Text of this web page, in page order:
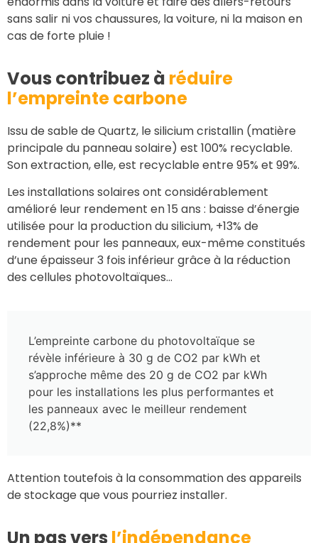
sans salir ni vos chaussures, la voiture, ni la maison en
cas de forte pluie !
Vous contribuez à réduire
l’empreinte carbone
Issu de sable de Quartz, le silicium cristallin (matière
principale du panneau solaire) est 100% recyclable.
Son extraction, elle, est recyclable entre 95% et 99%.
Les installations solaires ont considérablement
amélioré leur rendement en 15 ans : baisse d’énergie
utilisée pour la production du silicium, +13% de
rendement pour les panneaux, eux-même constitués
d’une épaisseur 3 fois inférieur grâce à la réduction
des cellules photovoltaïques…
L’empreinte carbone du photovoltaïque se
révèle inférieure à 30 g de CO2 par kWh et
s’approche même des 20 g de CO2 par kWh
pour les installations les plus performantes et
les panneaux avec le meilleur rendement
(22,8%)**
Attention toutefois à la consommation des appareils
de stockage que vous pourriez installer.
Un pas vers l’indépendance